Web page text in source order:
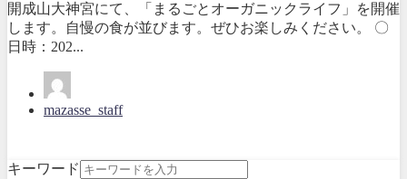
開成山大神宮にて、「まるごとオーガニックライフ」を開催
します。自慢の食が並びます。ぜひお楽しみください。 〇
日時：202...
mazasse_staff
キーワード